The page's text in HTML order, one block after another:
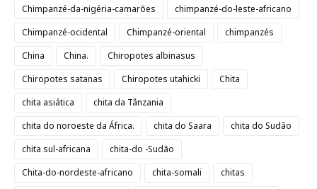
Chimpanzé-da-nigéria-camarões
chimpanzé-do-leste-africano
Chimpanzé-ocidental
Chimpanzé-oriental
chimpanzés
China
China.
Chiropotes albinasus
Chiropotes satanas
Chiropotes utahicki
Chita
chita asiática
chita da Tânzania
chita do noroeste da África.
chita do Saara
chita do Sudão
chita sul-africana
chita-do -Sudão
Chita-do-nordeste-africano
chita-somali
chitas